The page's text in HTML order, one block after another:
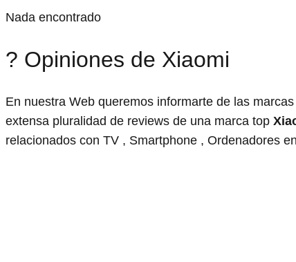
Nada encontrado
? Opiniones de Xiaomi
En nuestra Web queremos informarte de las
extensa pluralidad de reviews de una marca top
relacionados con TV , Smartphone , Ordenadores